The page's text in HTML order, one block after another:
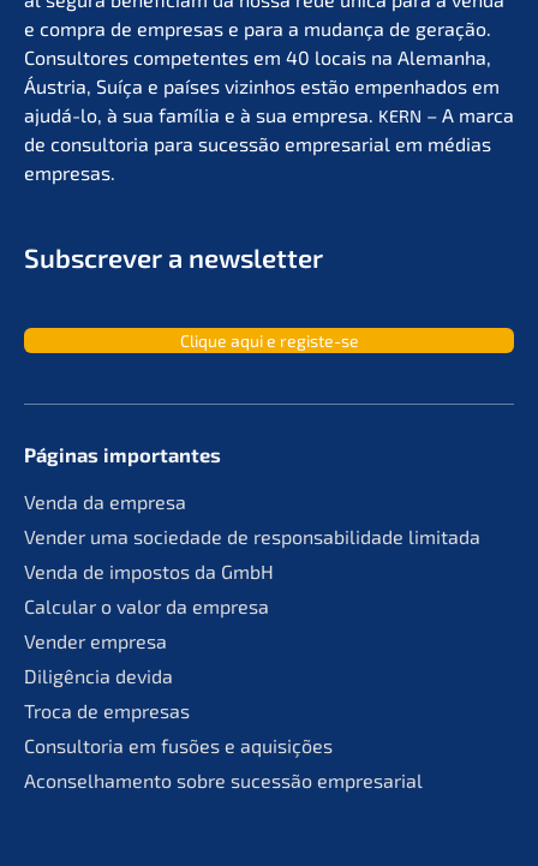
e compra de empre­sas e para a mudan­ça de geração.
Consul­to­res compe­ten­tes em 40 locais na Aleman­ha,
Áustria, Suíça e países vizin­hos estão empen­ha­dos em
ajudá-lo, à sua família e à sua empre­sa. KERN – A marca
de consult­oria para suces­são empre­sa­ri­al em médias
empresas.
Subscrever a newsletter
Clique aqui e registe-se
Páginas importan­tes
Venda da empresa
Vender uma socie­da­de de responsa­bil­ida­de limitada
Venda de impos­tos da GmbH
Calcu­lar o valor da empresa
Vender empre­sa
Diligên­cia devida
Troca de empresas
Consult­oria em fusões e aquisições
Aconsel­ha­men­to sobre suces­são empresarial